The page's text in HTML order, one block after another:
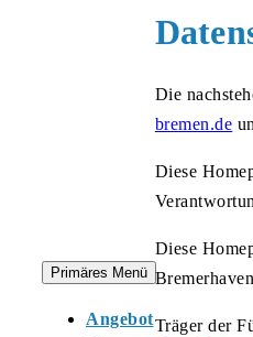
Primäres Menü
Angebot
Die
bremen.de
Diese
Diese
Träger der